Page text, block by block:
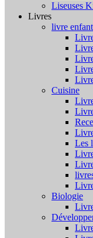
Liseuses
Livres
livre
Cuisine
Les
Biologie